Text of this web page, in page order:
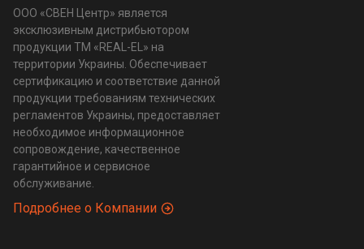
ООО «СВЕН Центр» является
эксклюзивным дистрибьютором
продукции ТМ «REAL-EL» на
территории Украины. Обеспечивает
сертификацию и соответствие данной
продукции требованиям технических
регламентов Украины, предоставляет
необходимое информационное
сопровождение, качественное
гарантийное и сервисное
обслуживание.
Подробнее о Компании